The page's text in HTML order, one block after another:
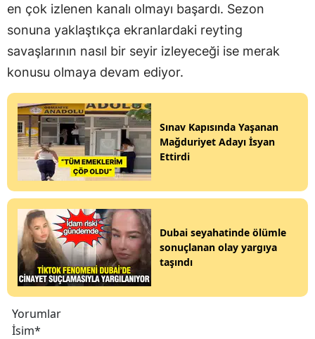
en çok izlenen kanalı olmayı başardı. Sezon
sonuna yaklaştıkça ekranlardaki reyting
savaşlarının nasıl bir seyir izleyeceği ise merak
konusu olmaya devam ediyor.
Sınav Kapısında Yaşanan
Mağduriyet Adayı İsyan
Ettirdi
Dubai seyahatinde ölümle
sonuçlanan olay yargıya
taşındı
Yorumlar
İsim*